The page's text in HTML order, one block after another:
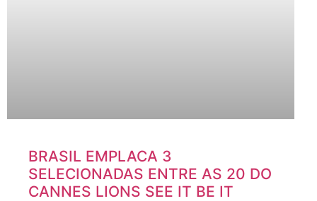
BRASIL EMPLACA 3
SELECIONADAS ENTRE AS 20 DO
CANNES LIONS SEE IT BE IT